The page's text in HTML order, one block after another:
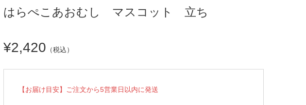
はらぺこあおむし マスコット 立ち
¥2,420 （税込）
【お届け目安】ご注文から5営業日以内に発送